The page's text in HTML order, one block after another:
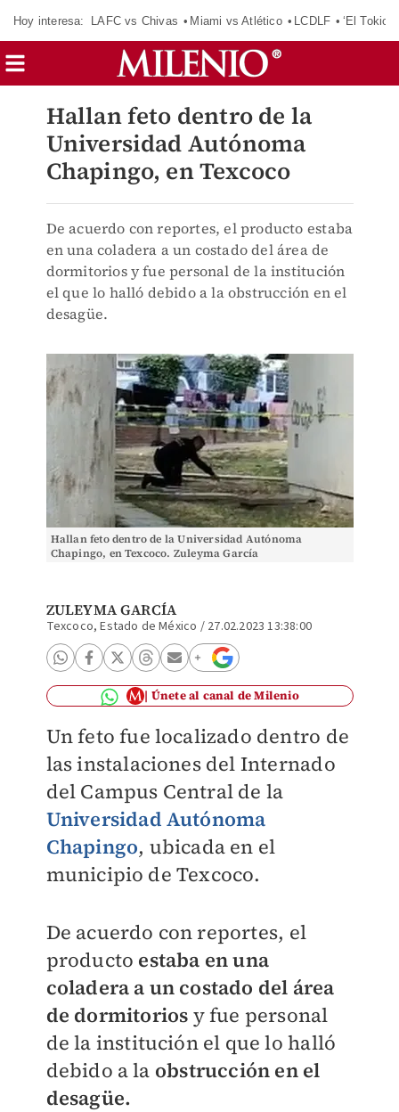
Hoy interesa: LAFC vs Chivas Miami vs Atlético LCDLF ‘El Tokio’
Hallan feto dentro de la
Universidad Autónoma
Chapingo, en Texcoco
De acuerdo con reportes, el producto estaba
en una coladera a un costado del área de
dormitorios y fue personal de la institución
el que lo halló debido a la obstrucción en el
desagüe.
Hallan feto dentro de la Universidad Autónoma
Chapingo, en Texcoco. Zuleyma García
ZULEYMA GARCÍA
Texcoco, Estado de México / 27.02.2023 13:38:00
Únete al canal de Milenio
Un feto fue localizado dentro de
las instalaciones del Internado
del Campus Central de la
Universidad Autónoma
Chapingo, ubicada en el
municipio de Texcoco.
De acuerdo con reportes, el
producto estaba en una
coladera a un costado del área
de dormitorios y fue personal
de la institución el que lo halló
debido a la obstrucción en el
desagüe.